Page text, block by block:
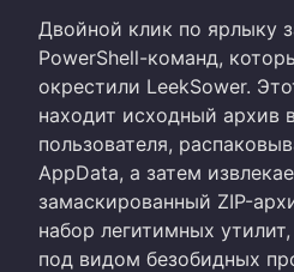
Двойной клик по ярлыку
PowerShell-команд,
окрестили LeekSower.
находит исходный архив
пользователя,
AppData, а затем
замаскированный ZIP-
набор легитимных
под видом безобидных